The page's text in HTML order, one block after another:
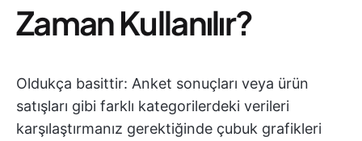
Zaman Kullanılır?
Oldukça basittir: Anket sonuçları veya ürün
satışları gibi farklı kategorilerdeki verileri
karşılaştırmanız gerektiğinde çubuk grafikleri